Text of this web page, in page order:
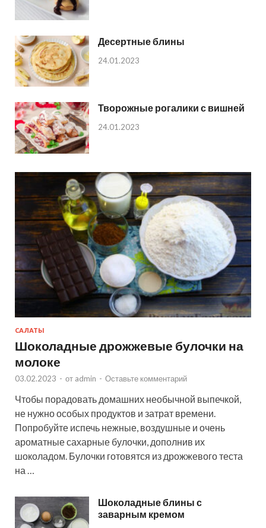
Десертные блины
24.01.2023
Творожные рогалики с вишней
24.01.2023
САЛАТЫ
Шоколадные дрожжевые булочки на
молоке
03.02.2023 - от admin - Оставьте комментарий
Чтобы порадовать домашних необычной выпечкой,
не нужно особых продуктов и затрат времени.
Попробуйте испечь нежные, воздушные и очень
ароматные сахарные булочки, дополнив их
шоколадом. Булочки готовятся из дрожжевого теста
на …
Шоколадные блины с
заварным кремом